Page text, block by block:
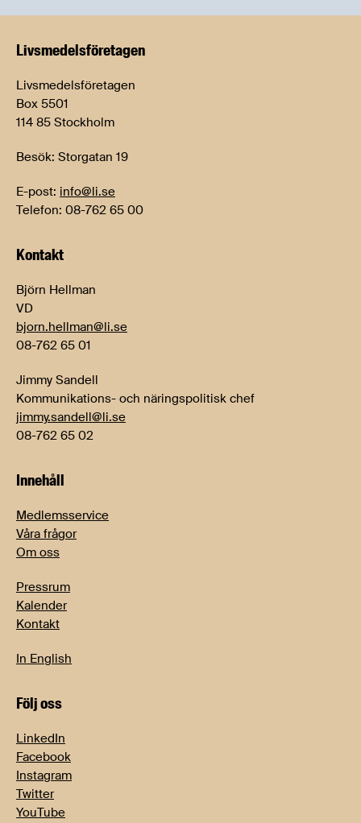
Livsmedels­företagen
Livsmedelsföretagen
Box 5501
114 85 Stockholm
Besök: Storgatan 19
E-post: info@li.se
Telefon: 08-762 65 00
Kontakt
Björn Hellman
VD
bjorn.hellman@li.se
08-762 65 01
Jimmy Sandell
Kommunikations- och näringspolitisk chef
jimmy.sandell@li.se
08-762 65 02
Innehåll
Medlemsservice
Våra frågor
Om oss
Pressrum
Kalender
Kontakt
In English
Följ oss
LinkedIn
Facebook
Instagram
Twitter
YouTube